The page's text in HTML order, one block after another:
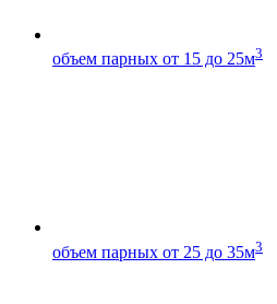
объем парных от 15 до 25м3
объем парных от 25 до 35м3